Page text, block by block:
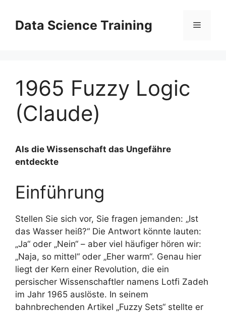
Inhalt
springen
Data Science Training Menü
1965 Fuzzy Logic
(Claude)
Als die Wissenschaft das Ungefähre
entdeckte
Einführung
Stellen Sie sich vor, Sie fragen jemanden: „Ist
das Wasser heiß?“ Die Antwort könnte lauten:
„Ja“ oder „Nein“ – aber viel häufiger hören wir:
„Naja, so mittel“ oder „Eher warm“. Genau hier
liegt der Kern einer Revolution, die ein
persischer Wissenschaftler namens Lotfi Zadeh
im Jahr 1965 auslöste. In seinem
bahnbrechenden Artikel „Fuzzy Sets“ stellte er